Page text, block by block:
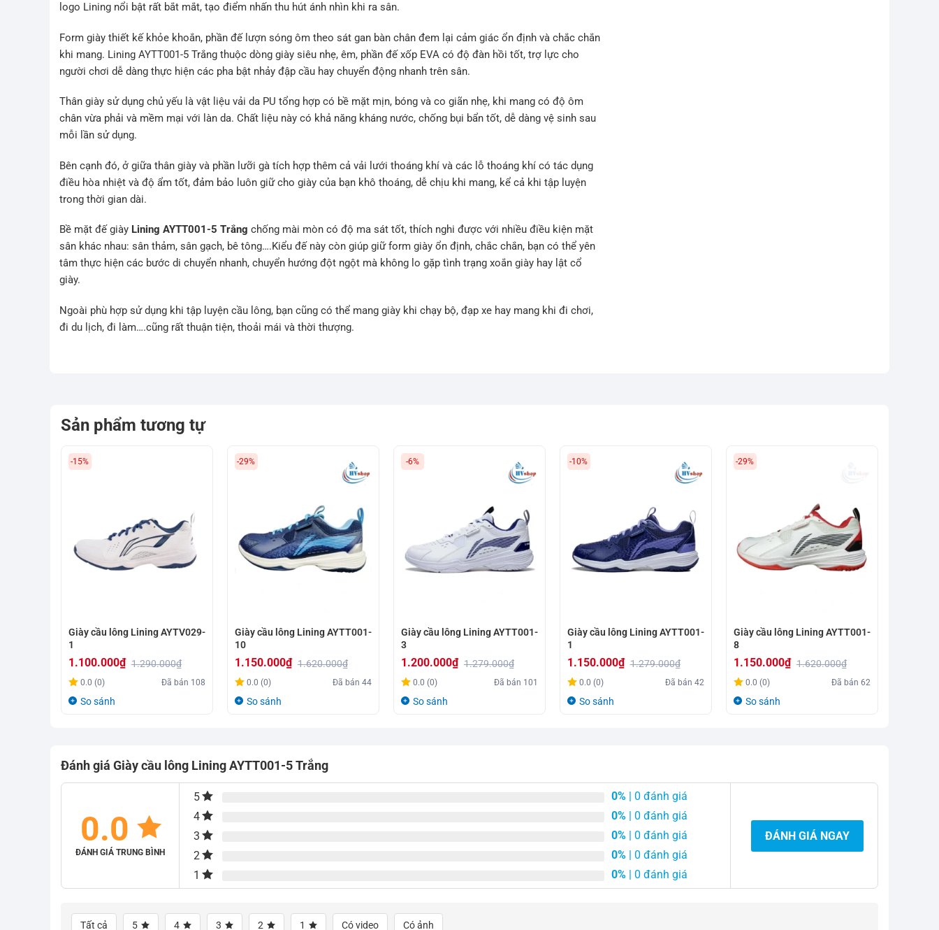
logo Lining nổi bật rất bắt mắt, tạo điểm nhấn thu hút ánh nhìn khi ra sân.
Form giày thiết kế khỏe khoắn, phần đế lượn sóng ôm theo sát gan bàn chân đem lại cảm giác ổn định và chắc chắn
khi mang. Lining AYTT001-5 Trắng thuộc dòng giày siêu nhẹ, êm, phần đế xốp EVA có độ đàn hồi tốt, trợ lực cho
người chơi dễ dàng thực hiện các pha bật nhảy đập cầu hay chuyển động nhanh trên sân.
Thân giày sử dụng chủ yếu là vật liệu vải da PU tổng hợp có bề mặt mịn, bóng và co giãn nhẹ, khi mang có độ ôm
chân vừa phải và mềm mại với làn da. Chất liệu này có khả năng kháng nước, chống bụi bẩn tốt, dễ dàng vệ sinh sau
mỗi lần sử dụng.
Bên cạnh đó, ở giữa thân giày và phần lưỡi gà tích hợp thêm cả vải lưới thoáng khí và các lỗ thoáng khí có tác dụng
điều hòa nhiệt và độ ẩm tốt, đảm bảo luôn giữ cho giày của bạn khô thoáng, dễ chịu khi mang, kể cả khi tập luyện
trong thời gian dài.
Bề mặt đế giày Lining AYTT001-5 Trắng chống mài mòn có độ ma sát tốt, thích nghi được với nhiều điều kiện mặt
sân khác nhau: sân thảm, sân gạch, bê tông….Kiểu đế này còn giúp giữ form giày ổn định, chắc chắn, bạn có thể yên
tâm thực hiện các bước di chuyển nhanh, chuyển hướng đột ngột mà không lo gặp tình trạng xoắn giày hay lật cổ
giày.
Ngoài phù hợp sử dụng khi tập luyện cầu lông, bạn cũng có thể mang giày khi chạy bộ, đạp xe hay mang khi đi chơi,
đi du lịch, đi làm….cũng rất thuận tiện, thoải mái và thời thượng.
Sản phẩm tương tự
-15%
Giày cầu lông Lining AYTV029-
1
1.290.000₫
Giá
gốc
1.100.000₫
Giá
hiện
0.0 (0) Đã bán 108
So sánh
-29%
Giày cầu lông Lining AYTT001-
10
1.620.000₫
Giá
gốc
1.150.000₫
Giá
hiện
0.0 (0) Đã bán44
So sánh
-6%
Giày cầu lông Lining AYTT001-
3
1.279.000₫
Giá
gốc
1.200.000₫
Giá
hiện
0.0 (0) Đã bán 101
So sánh
-10%
Giày cầu lông Lining AYTT001-
1
1.279.000₫
Giá
gốc
1.150.000₫
Giá
hiện
0.0 (0) Đã bán42
So sánh
-29%
Giày cầu lông Lining AYTT001-
8
1.620.000₫
Giá
gốc
1.150.000₫
Giá
hiện
0.0 (0) Đã bán62
So sánh
Đánh giá Giày cầu lông Lining AYTT001-5 Trắng
0.0
ĐÁNH GIÁ TRUNG BÌNH
5 0% | 0 đánh giá
4
0% | 0 đánh giá
3
0% | 0 đánh giá
2
0% | 0 đánh giá
1
0% | 0 đánh giá
ĐÁNH GIÁ NGAY
Tất cả 5 4 3 2 1 Có video Có ảnh